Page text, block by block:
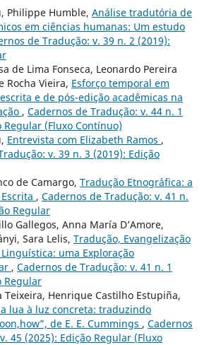
Philippe Humble, Análise tradutória de
em ciências humanas: Um estudo
de Tradução: v. 39 n. 2 (2019):
de Lima Fonseca, Leonardo Pereira
Rocha Vieira, Esforço temporal em
e de pós-edição acadêmicas na
, Cadernos de Tradução: v. 44 n. 1
Regular (Fluxo Contínuo)
Entrevista com Elizabeth Ramos ,
v. 39 n. 3 (2019): Edição
de Camargo, Tradução Etnogr´´afica: a
, Cadernos de Tradução: v. 41 n.
Regular
Gallegos, Anna María D’Amore,
Sara Lelis, Tradução, Evangelização
uma Exploração
, Cadernos de Tradução: v. 41 n. 1
Regular
Teixeira, Henrique Castilho Estupiña,
lua à luz concreta: traduzindo
de E. E. Cummings , Cadernos
45 (2025): Edição Regular (Fluxo